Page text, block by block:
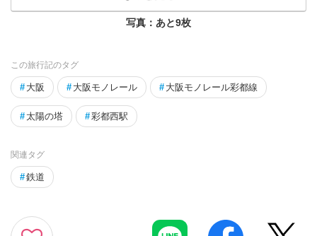
写真：あと9枚
この旅行記のタグ
# 大阪 # 大阪モノレール # 大阪モノレール彩都線
#太陽の塔 #彩都西駅
関連タグ
#鉄道